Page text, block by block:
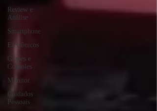
Review e
Análise
Smartphone
Eletrônicos
Games e
Consoles
Monitor
Cuidados
Pessoais